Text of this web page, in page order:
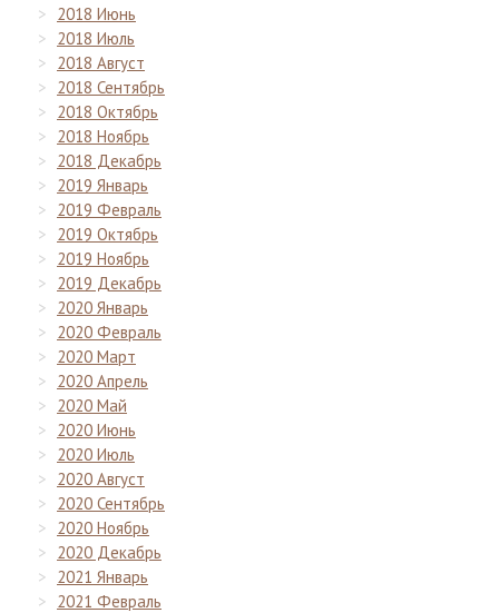
2018 Июнь
2018 Июль
2018 Август
2018 Сентябрь
2018 Октябрь
2018 Ноябрь
2018 Декабрь
2019 Январь
2019 Февраль
2019 Октябрь
2019 Ноябрь
2019 Декабрь
2020 Январь
2020 Февраль
2020 Март
2020 Апрель
2020 Май
2020 Июнь
2020 Июль
2020 Август
2020 Сентябрь
2020 Ноябрь
2020 Декабрь
2021 Январь
2021 Февраль